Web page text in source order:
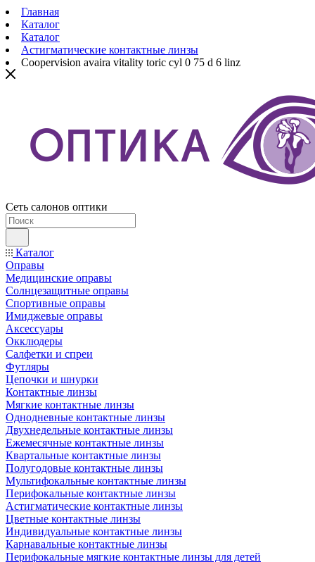
Главная
Каталог
Каталог
Астигматические контактные линзы
Coopervision avaira vitality toric cyl 0 75 d 6 linz
Сеть салонов оптики
Каталог
Оправы
Медицинские оправы
Солнцезащитные оправы
Спортивные оправы
Имиджевые оправы
Аксессуары
Окклюдеры
Салфетки и спреи
Футляры
Цепочки и шнурки
Контактные линзы
Мягкие контактные линзы
Однодневные контактные линзы
Двухнедельные контактные линзы
Ежемесячные контактные линзы
Квартальные контактные линзы
Полугодовые контактные линзы
Мультифокальные контактные линзы
Перифокальные контактные линзы
Астигматические контактные линзы
Цветные контактные линзы
Индивидуальные контактные линзы
Карнавальные контактные линзы
Перифокальные мягкие контактные линзы для детей